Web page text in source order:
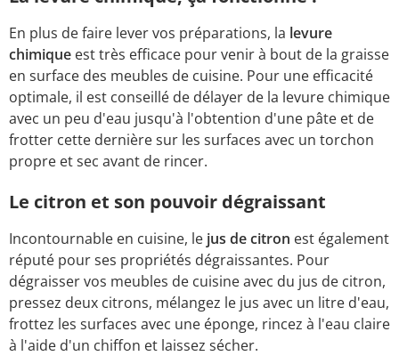
En plus de faire lever vos préparations, la levure
chimique est très efficace pour venir à bout de la graisse
en surface des meubles de cuisine. Pour une efficacité
optimale, il est conseillé de délayer de la levure chimique
avec un peu d'eau jusqu'à l'obtention d'une pâte et de
frotter cette dernière sur les surfaces avec un torchon
propre et sec avant de rincer.
Le citron et son pouvoir dégraissant
Incontournable en cuisine, le jus de citron est également
réputé pour ses propriétés dégraissantes. Pour
dégraisser vos meubles de cuisine avec du jus de citron,
pressez deux citrons, mélangez le jus avec un litre d'eau,
frottez les surfaces avec une éponge, rincez à l'eau claire
à l'aide d'un chiffon et laissez sécher.